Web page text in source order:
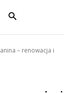
– renowacja i